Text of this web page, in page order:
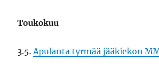
Toukokuu
3.5.Apulanta tyrmää jääkiekon